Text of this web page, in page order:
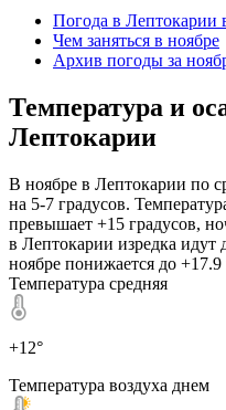
Погода в Лептокарии
Чем заняться в ноябре
Архив погоды за
Температура и
Лептокарии
В ноябре в Лептокарии по
на 5-7 градусов.
превышает +15 градусов,
в Лептокарии изредка
ноябре понижается до +17.9
Температура средняя
+12°
Температура воздуха днем